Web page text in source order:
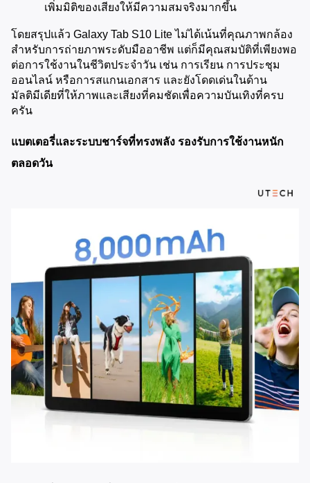
เพิ่มมิติของเสียงให้มีความสมจริงมากขึ้น
โดยสรุปแล้ว Galaxy Tab S10 Lite ไม่ได้เน้นที่คุณภาพกล้อง
สำหรับการถ่ายภาพระดับมืออาชีพ แต่ก็มีคุณสมบัติที่เพียงพอ
ต่อการใช้งานในชีวิตประจำวัน เช่น การเรียน การประชุม
ออนไลน์ หรือการสแกนเอกสาร และยังโดดเด่นในด้าน
มัลติมีเดียที่ให้ภาพและเสียงที่คมชัดเพื่อความบันเทิงที่ครบ
ครัน
แบตเตอรี่และระบบชาร์จที่ทรงพลัง รองรับการใช้งานหนัก
ตลอดวัน